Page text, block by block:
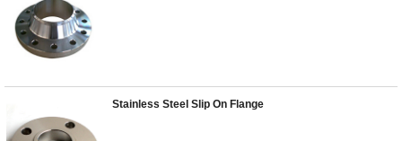
Stainless Steel Slip On Flange